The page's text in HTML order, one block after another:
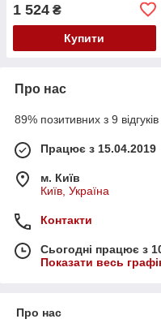
1 524 ₴
Купити
Про нас
89% позитивних з 9 відгуків
Працює з 15.04.2019
м. Київ
Київ, Україна
Контакти
Сьогодні працює з
Показати весь
Про нас